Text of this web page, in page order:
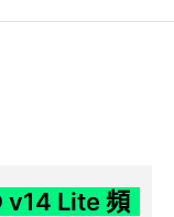
v14 Lite 頻